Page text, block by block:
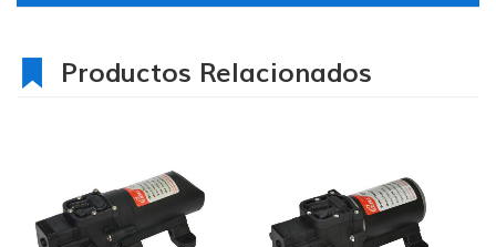
Productos Relacionados